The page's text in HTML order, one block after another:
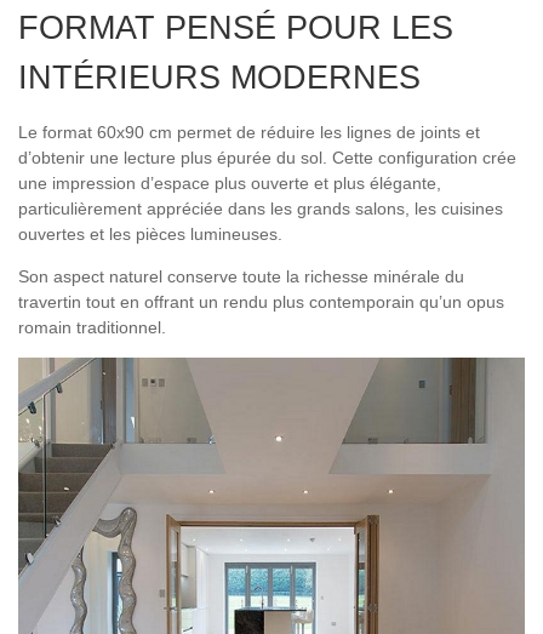
FORMAT PENSÉ POUR LES
INTÉRIEURS MODERNES
Le format 60x90 cm permet de réduire les lignes de joints et
d’obtenir une lecture plus épurée du sol. Cette configuration crée
une impression d’espace plus ouverte et plus élégante,
particulièrement appréciée dans les grands salons, les cuisines
ouvertes et les pièces lumineuses.
Son aspect naturel conserve toute la richesse minérale du
travertin tout en offrant un rendu plus contemporain qu’un opus
romain traditionnel.